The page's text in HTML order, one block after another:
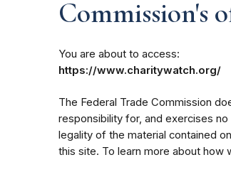
Commission's
You are about to access:
https://www.charitywatch.org/
The Federal Trade Commission
responsibility for, and exercises
legality of the material contained
this site. To learn more about how